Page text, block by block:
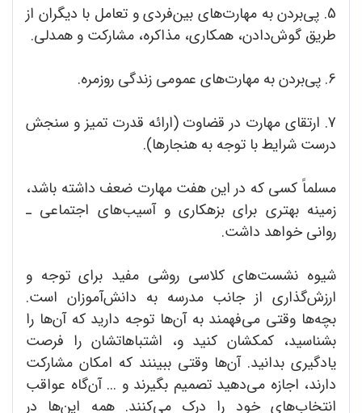
5. پی‌بردن به مهارت‌های بین‌فردی و تعامل با دیگران از
طریق گوش‌دادن، همکاری، مذاکره، مشارکت و همدلی.
6. پی‌بردن به مهارت‌های عمومی زندگی روزمره.
7. ارتقای مهارت در قضاوت (ارائه قدرت تمیز و سنجش
درست شرایط با توجه به هنجارها).
مسلماً کسی که در این هفت مهارت ضعف داشته باشد،
زمینه بهتری برای بزهکاری و آسیب‌های اجتماعی ـ
روانی خواهد داشت.
شیوه نشست‌های کلاسی روشی مفید برای توجه و
ارزش‌گذاری از جانب مدرسه به دانش‌آموزان است.
بچه‌ها وقتی می‌فهمند به آن‌ها توجه دارید که آن‌ها را
بشناسید، کمکشان کنید و، اشتباهاتشان را فرصت
یادگیری بدانید. آن‌ها وقتی ببینند که امکان مشارکت
دارند، اجازه می‌دهید تصمیم بگیرند و ... آن‌گاه عواقب
انتخاب‌های خود را درک می‌کنند. همه این‌ها در